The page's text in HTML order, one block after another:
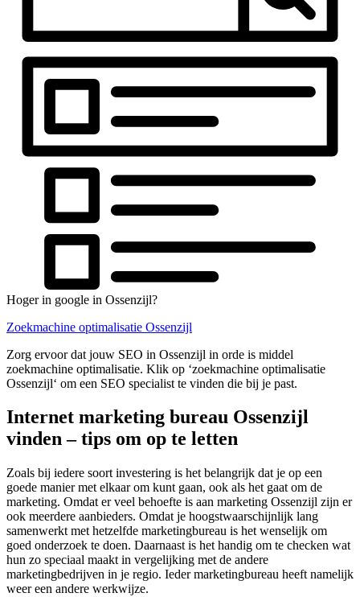
Hoger in google in Ossenzijl?
Zoekmachine optimalisatie Ossenzijl
Zorg ervoor dat jouw SEO in Ossenzijl in orde is middel
zoekmachine optimalisatie. Klik op ‘zoekmachine optimalisatie
Ossenzijl‘ om een SEO specialist te vinden die bij je past.
Internet marketing bureau Ossenzijl
vinden – tips om op te letten
Zoals bij iedere soort investering is het belangrijk dat je op een
goede manier met elkaar om kunt gaan, ook als het gaat om de
marketing. Omdat er veel behoefte is aan marketing Ossenzijl zijn er
ook meerdere aanbieders. Omdat je hoogstwaarschijnlijk lang
samenwerkt met hetzelfde marketingbureau is het wenselijk om
goed onderzoek te doen. Daarnaast is het handig om te checken wat
hun zo speciaal maakt in vergelijking met de andere
marketingbedrijven in je regio. Ieder marketingbureau heeft namelijk
weer een andere werkwijze.